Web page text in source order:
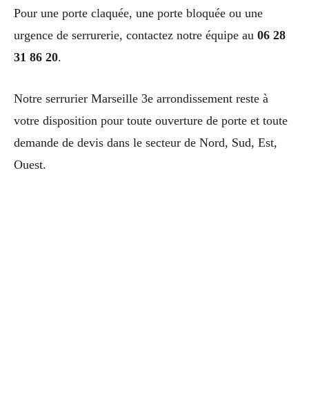
Pour une porte claquée, une porte bloquée ou une
urgence de serrurerie, contactez notre équipe au 06 28
31 86 20.
Notre serrurier Marseille 3e arrondissement reste à
votre disposition pour toute ouverture de porte et toute
demande de devis dans le secteur de Nord, Sud, Est,
Ouest.